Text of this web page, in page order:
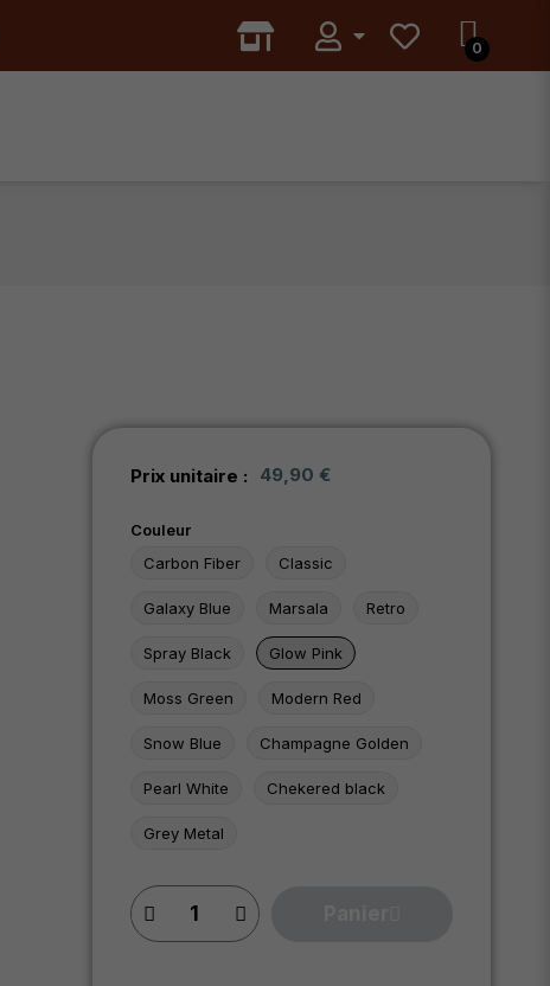
Prix unitaire : 49,90 €
Couleur
Carbon Fiber
Classic
Galaxy Blue Marsala Retro
Spray Black Glow Pink
Moss Green Modern Red
Snow Blue Champagne Golden
Pearl White Chekered black
Grey Metal